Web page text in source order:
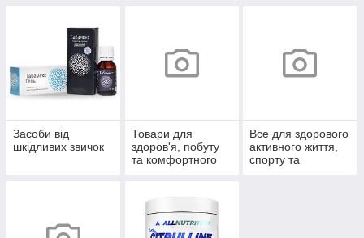
Засоби від
шкідливих звичок
Товари для
здоров'я, побуту
та комфортного
Все для здорового
активного життя,
спорту та